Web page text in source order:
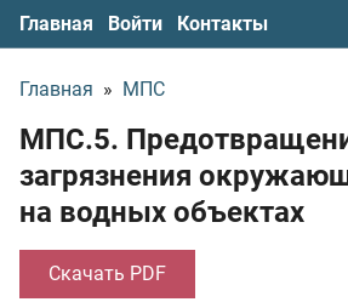
Главная Войти Контакты
Главная » МПС
МПС.5.
загрязнения
на водных объектах
Скачать PDF